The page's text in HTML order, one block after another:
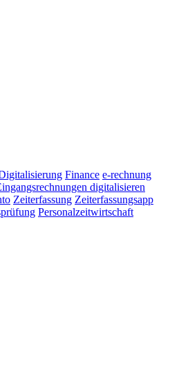
Finance e-rechnung
digitalisieren
Zeiterfassung Zeiterfassungsapp
Personalzeitwirtschaft